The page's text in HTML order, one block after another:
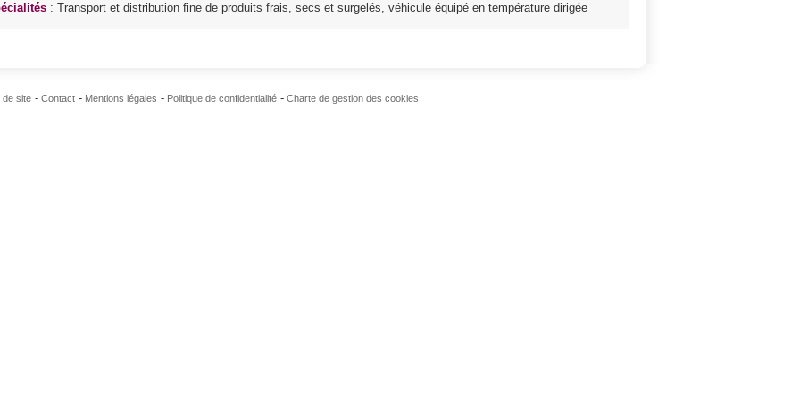
: Transport et distribution fine de produits frais, secs et surgelés, véhicule équipé en température dirigée
de site Contact Mentions légales Politique de confidentialité Charte de gestion des cookies